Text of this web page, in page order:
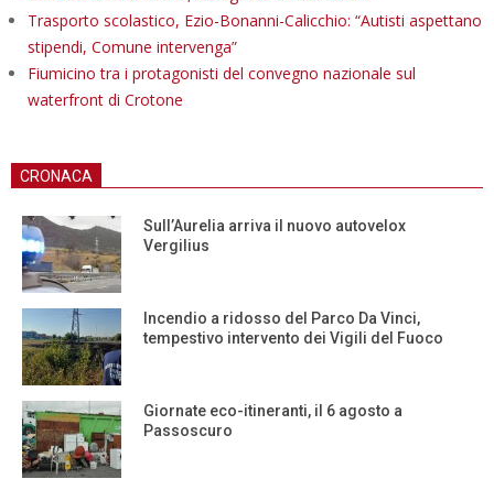
Trasporto scolastico, Ezio-Bonanni-Calicchio: “Autisti aspettano
stipendi, Comune intervenga”
Fiumicino tra i protagonisti del convegno nazionale sul
waterfront di Crotone
CRONACA
Sull’Aurelia arriva il nuovo autovelox
Vergilius
Incendio a ridosso del Parco Da Vinci,
tempestivo intervento dei Vigili del Fuoco
Giornate eco-itineranti, il 6 agosto a
Passoscuro